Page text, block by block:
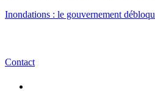
Inondations : le gouvernement
Contact